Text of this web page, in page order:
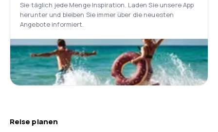
Sie täglich jede Menge Inspiration. Laden Sie unsere App
herunter und bleiben Sie immer über die neuesten
Angebote informiert.
Reise planen